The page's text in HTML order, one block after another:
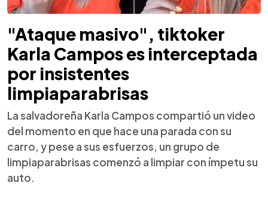
"Ataque masivo", tiktoker
Karla Campos es interceptada
por insistentes
limpiaparabrisas
La salvadoreña Karla Campos compartió un video
del momento en que hace una parada con su
carro, y pese a sus esfuerzos, un grupo de
limpiaparabrisas comenzó a limpiar con ímpetu su
auto.